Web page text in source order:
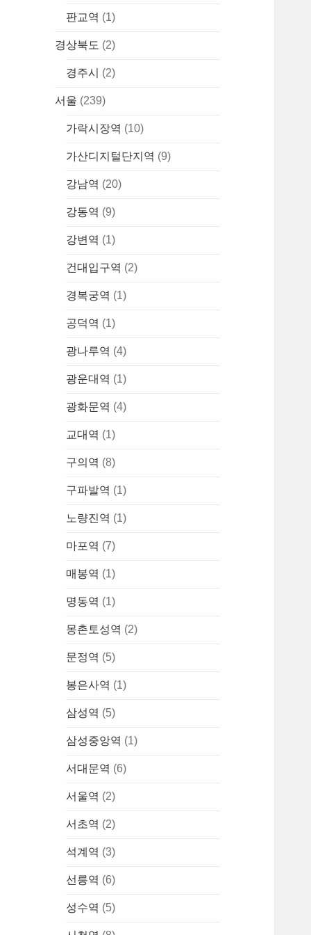
판교역 (1)
경상북도 (2)
경주시 (2)
서울 (239)
가락시장역 (10)
가산디지털단지역 (9)
강남역 (20)
강동역 (9)
강변역 (1)
건대입구역 (2)
경복궁역 (1)
공덕역 (1)
광나루역 (4)
광운대역 (1)
광화문역 (4)
교대역 (1)
구의역 (8)
구파발역 (1)
노량진역 (1)
마포역 (7)
매봉역 (1)
명동역 (1)
몽촌토성역 (2)
문정역 (5)
봉은사역 (1)
삼성역 (5)
삼성중앙역 (1)
서대문역 (6)
서울역 (2)
서초역 (2)
석계역 (3)
선릉역 (6)
성수역 (5)